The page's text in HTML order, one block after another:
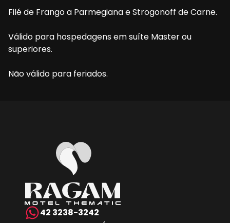
Filé de Frango a Parmegiana e Strogonoff de Carne.
Válido para hospedagens em suíte Master ou
superiores.
Não válido para feriados.
42 3238-3242